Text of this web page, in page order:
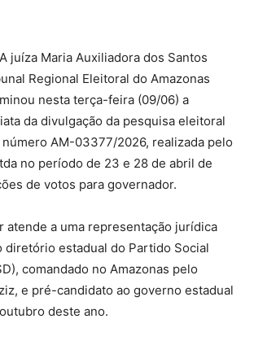
A juíza Maria Auxiliadora dos Santos
Regional Eleitoral do Amazonas
nesta terça-feira (09/06) a
da divulgação da pesquisa eleitoral
AM-03377/2026, realizada pelo
no período de 23 e 28 de abril de
de votos para governador.
atende a uma representação jurídica
diretório estadual do Partido Social
comandado no Amazonas pelo
e pré-candidato ao governo estadual
deste ano.